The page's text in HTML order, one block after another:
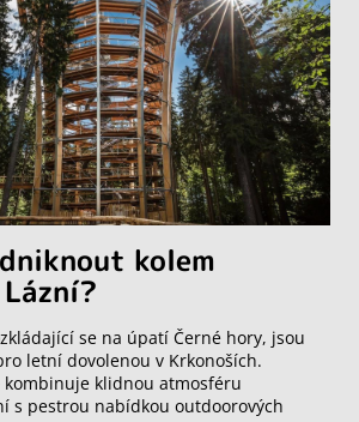
kolem
se na úpatí Černé hory, jsou
letní dovolenou v Krkonoších.
kombinuje klidnou atmosféru
s pestrou nabídkou outdoorových